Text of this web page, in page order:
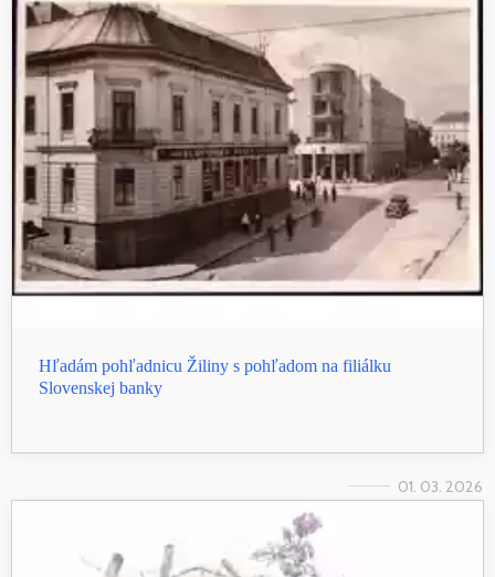
Hľadám pohľadnicu Žiliny s pohľadom na filiálku
Slovenskej banky
01. 03. 2026